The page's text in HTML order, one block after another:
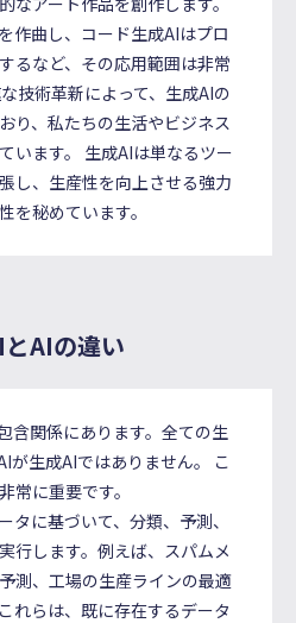
作曲し、コード生成AIはプロ
るなど、その応用範囲は非常
技術革新によって、生成AIの
り、私たちの生活やビジネス
います。 生成AIは単なるツー
し、生産性を向上させる強力
を秘めています。
AIの違い
含関係にあります。全ての生
が生成AIではありません。 こ
常に重要です。
に基づいて、分類、予測、
行します。例えば、スパムメ
測、工場の生産ラインの最適
れらは、既に存在するデータ